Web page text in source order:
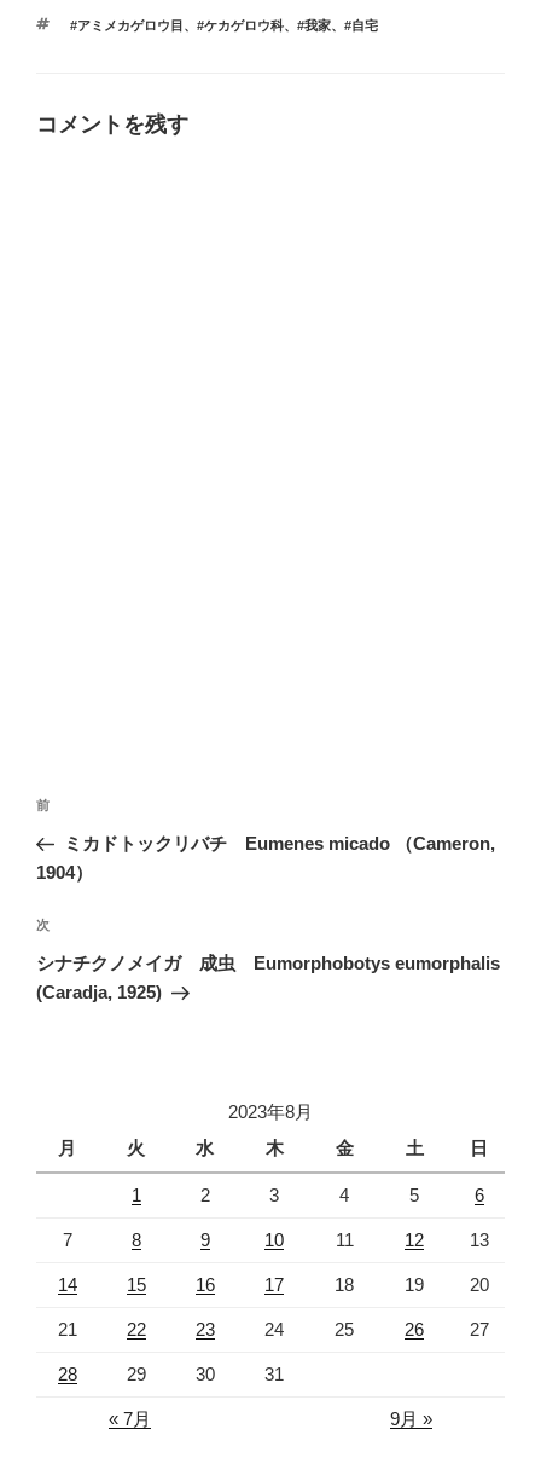
ゴ
タ
#アミメカゲロウ目 、 #ケカゲロウ科、 #我家、 #自宅
コメントを残す
投
ナ
ゲ
ー
シ
前
の
投
前
ミカドトックリバチ Eumenes micado （Cameron,
1904）
次
の
投
次
シナチクノメイガ 成虫 Eumorphobotys eumorphalis
(Caradja, 1925)
2023年8月
月
火 水 木 金 土 日
1 2 3 4 5 6
7 8 9 10 11 12 13
14 15 16 17 18 19 20
21 22 23 24 25 26 27
28 29 30 31
« 7月 9月 »